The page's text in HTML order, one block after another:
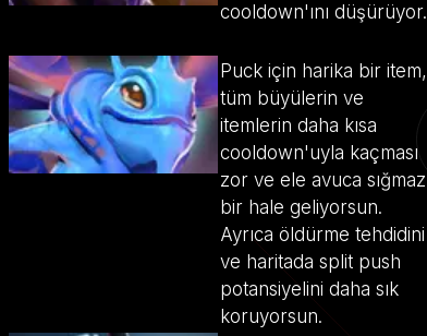
cooldown'ını düşürüyor.
Puck için harika bir item,
tüm büyülerin ve
itemlerin daha kısa
cooldown'uyla kaçması
zor ve ele avuca sığmaz
bir hale geliyorsun.
Ayrıca öldürme tehdidini
ve haritada split push
potansiyelini daha sık
koruyorsun.